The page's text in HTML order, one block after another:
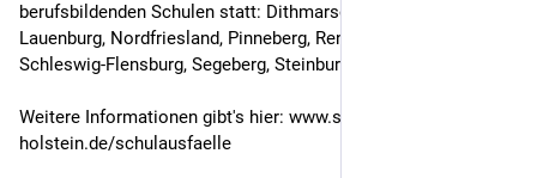
berufsbildenden Schulen statt: Dithmarschen, Herzogtum
Lauenburg, Nordfriesland, Pinneberg, Rendsburg-Eckernförde,
Schleswig-Flensburg, Segeberg, Steinburg und Stormarn.
Weitere Informationen gibt's hier: www.schleswig-
holstein.de/schulausfaelle